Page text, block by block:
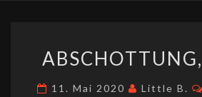
TAG
11. Mai 2020 Little B.